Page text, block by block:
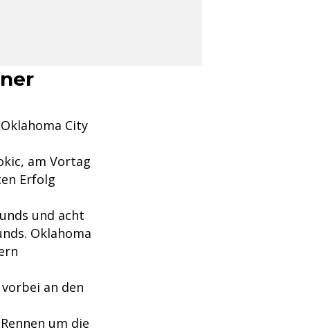
City
am Vortag
Erfolg
und acht
Oklahoma
an den
um die